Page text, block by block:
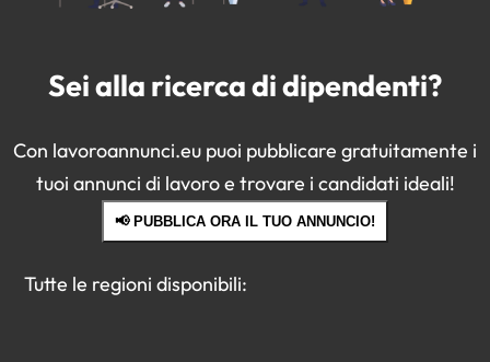
Sei alla ricerca di dipendenti?
Con lavoroannunci.eu puoi pubblicare gratuitamente i
tuoi annunci di lavoro e trovare i candidati ideali!
📢 PUBBLICA ORA IL TUO ANNUNCIO!
Tutte le regioni disponibili: